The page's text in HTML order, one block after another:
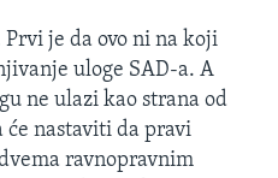
je da ovo ni na koji
uloge SAD-a. A
ne ulazi kao strana od
će nastaviti da pravi
ravnopravnim